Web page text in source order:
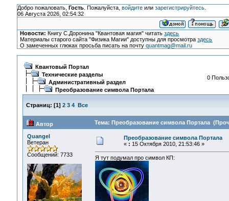
Добро пожаловать, Гость. Пожалуйста, войдитеили зарегистрируйтесь.
06 Августа 2026, 02:54:32
Новости: Книгу С.Доронина "Квантовая магия" читатьздесь
Материалы старого сайта "Физика Магии" доступны для просмотраздесь
О замеченных глюках просьба писать на почтуquantmag@mail.ru
Квантовый Портал
Технические разделы
Административный раздел
Преобразование символа Портала
0
Страниц: [1] 2 3 4 Все
Автор Тема: Преобразование символа Портала
Quangel
Ветеран
Сообщений: 7733
Преобразование символа Портала
« : 15 Октября 2010, 21:53:46 »
Я тут подумал про символ КП: